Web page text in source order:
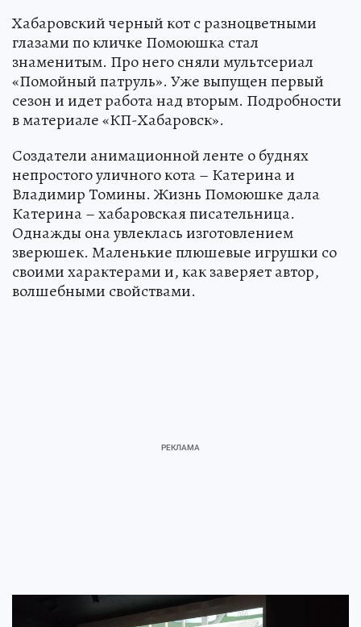
Хабаровский черный кот с разноцветными
глазами по кличке Помоюшка стал
знаменитым. Про него сняли мультсериал
«Помойный патруль». Уже выпущен первый
сезон и идет работа над вторым. Подробности
в материале «КП-Хабаровск».
Создатели анимационной ленте о буднях
непростого уличного кота – Катерина и
Владимир Томины. Жизнь Помоюшке дала
Катерина – хабаровская писательница.
Однажды она увлеклась изготовлением
зверюшек. Маленькие плюшевые игрушки со
своими характерами и, как заверяет автор,
волшебными свойствами.